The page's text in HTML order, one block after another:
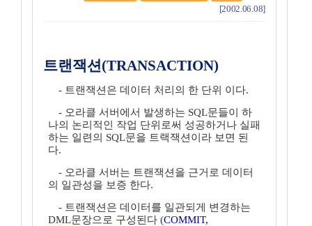
[2002.06.08]
트랜잭션(TRANSACTION)
- 트랜잭션은 데이터 처리의 한 단위 이다.
- 오라클 서버에서 발생하는 SQL문들이 하
나의 논리적인 작업 단위로써 성공하거나 실패
하는 일련의 SQL문을 트랙잭션이라 보면 된
다.
- 오라클 서버는 트랜잭션을 근거로 데이터
의 일관성을 보증 한다.
- 트랜잭션은 데이터를 일관되게 변경하는
DML문장으로 구성된다 (COMMIT,